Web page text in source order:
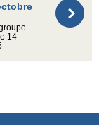
14